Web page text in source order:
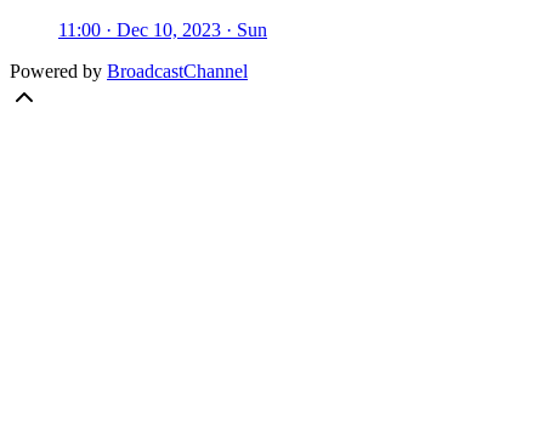
11:00 · Dec 10, 2023 · Sun
Powered by BroadcastChannel